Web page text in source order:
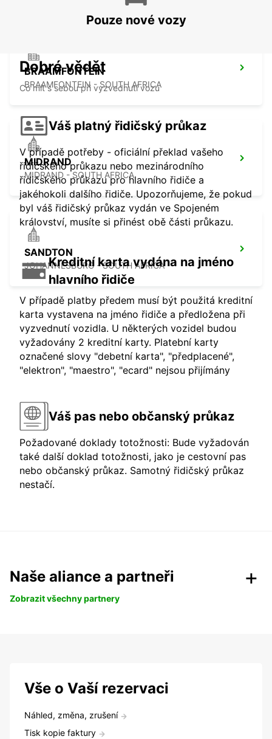
BRAAMFONTEIN
BRAAMFONTEIN - SOUTH AFRICA
MIDRAND
MIDRAND - SOUTH AFRICA
SANDTON
JOHANNESBURG - SOUTH AFRICA
Pouze nové vozy
Dobré vědět
Co mít s sebou při vyzvednutí vozu
Váš platný řidičský průkaz
V případě potřeby - oficiální překlad vašeho
řidičského průkazu nebo mezinárodního
řidičského průkazu pro hlavního řidiče a
jakéhokoli dalšího řidiče. Upozorňujeme, že pokud
byl váš řidičský průkaz vydán ve Spojeném
království, musíte si přinést obě části průkazu.
Kreditní karta vydána na jméno
hlavního řidiče
V případě platby předem musí být použitá kreditní
karta vystavena na jméno řidiče a předložena při
vyzvednutí vozidla. U některých vozidel budou
vyžadovány 2 kreditní karty. Platební karty
označené slovy "debetní karta", "předplacené",
"elektron", "maestro", "ecard" nejsou přijímány
Váš pas nebo občanský průkaz
Požadované doklady totožnosti: Bude vyžadován
také další doklad totožnosti, jako je cestovní pas
nebo občanský průkaz. Samotný řidičský průkaz
nestačí.
Naše aliance a partneři
Zobrazit všechny partnery
Vše o Vaší rezervaci
Náhled, změna, zrušení
Tisk kopie faktury